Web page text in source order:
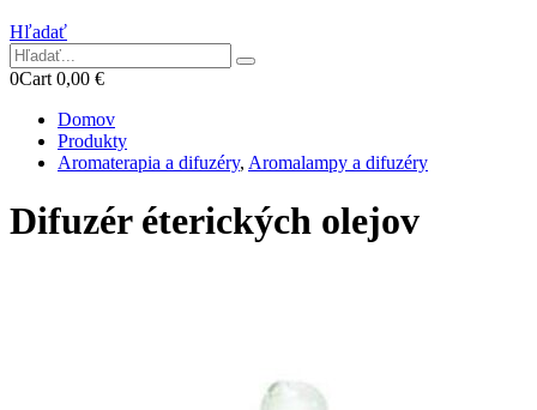
Hľadať
0Cart 0,00 €
Domov
Produkty
Aromaterapia a difuzéry, Aromalampy a difuzéry
Difuzér éterických olejov